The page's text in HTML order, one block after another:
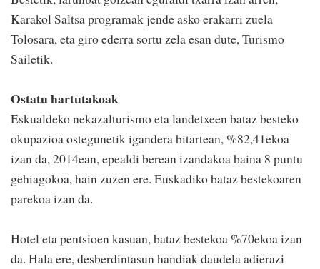
Karakol Saltsa programak jende asko erakarri zuela
Tolosara, eta giro ederra sortu zela esan dute, Turismo
Sailetik.
Ostatu hartutakoak
Eskualdeko nekazalturismo eta landetxeen bataz besteko
okupazioa ostegunetik igandera bitartean, %82,41ekoa
izan da, 2014ean, epealdi berean izandakoa baina 8 puntu
gehiagokoa, hain zuzen ere. Euskadiko bataz bestekoaren
parekoa izan da.
Hotel eta pentsioen kasuan, bataz bestekoa %70ekoa izan
da. Hala ere, desberdintasun handiak daudela adierazi